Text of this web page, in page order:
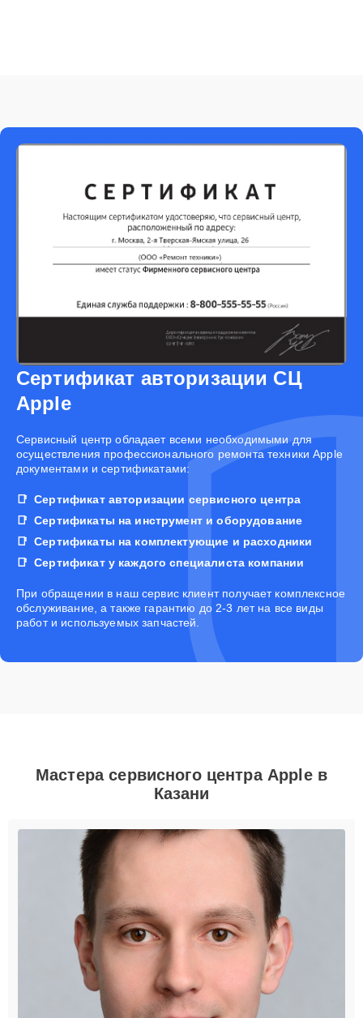
Сертификат авторизации СЦ
Apple
Cервисный центр обладает всеми необходимыми для
осуществления профессионального ремонта техники Apple
документами и сертификатами:
Сертификат авторизации сервисного центра
Сертификаты на инструмент и оборудование
Сертификаты на комплектующие и расходники
Сертификат у каждого специалиста компании
При обращении в наш сервис клиент получает комплексное
обслуживание, а также гарантию до 2-3 лет на все виды
работ и используемых запчастей.
Мастера сервисного центра Apple в
Казани